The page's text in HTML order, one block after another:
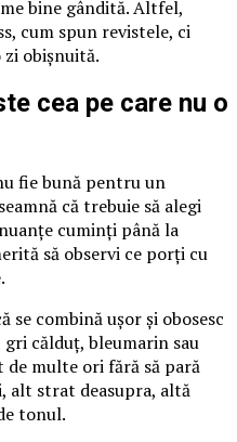
bine gândită. Altfel,
cum spun revistele, ci
obișnuită.
cea pe care nu o
fie bună pentru un
că trebuie să alegi
cuminți până la
să observi ce porți cu
se combină ușor și obosesc
călduț, bleumarin sau
multe ori fără să pară
alt strat deasupra, altă
tonul.